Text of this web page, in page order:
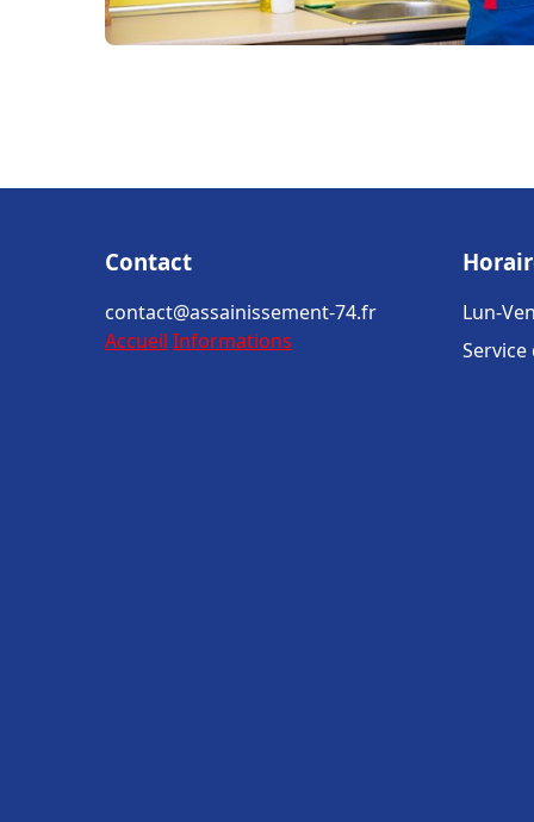
Contact
contact@assainissement-74.fr
Accueil Informations
Lun-